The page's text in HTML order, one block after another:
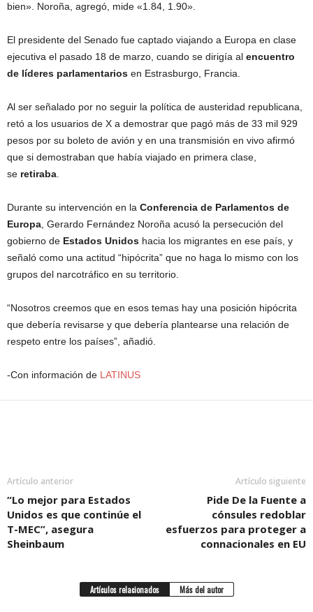
bien». Noroña, agregó, mide «1.84, 1.90».
El presidente del Senado fue captado viajando a Europa en clase
ejecutiva el pasado 18 de marzo, cuando se dirigía al encuentro
de líderes parlamentarios en Estrasburgo, Francia.
Al ser señalado por no seguir la política de austeridad republicana,
retó a los usuarios de X a demostrar que pagó más de 33 mil 929
pesos por su boleto de avión y en una transmisión en vivo afirmó
que si demostraban que había viajado en primera clase,
se retiraba
Durante su intervención en la Conferencia de Parlamentos de
Europa , Gerardo Fernández Noroña acusó la persecución del
gobierno de Estados Unidos hacia los migrantes en ese país, y
señaló como una actitud “hipócrita” que no haga lo mismo con los
grupos del narcotráfico en su territorio.
“Nosotros creemos que en esos temas hay una posición hipócrita
que debería revisarse y que debería plantearse una relación de
respeto entre los países”, añadió.
-Con información de LATINUS
Artículo anterior
“Lo mejor para Estados
Unidos es que continúe el
T-MEC”, asegura
Sheinbaum
Artículo siguiente
Pide De la Fuente a
cónsules redoblar
esfuerzos para proteger a
connacionales en EU
Artículos relacionados Más del autor